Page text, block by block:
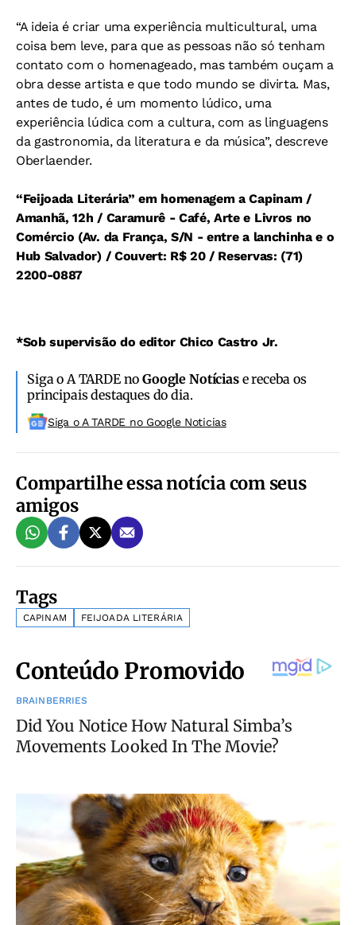
“A ideia é criar uma experiência multicultural, uma
coisa bem leve, para que as pessoas não só tenham
contato com o homenageado, mas também ouçam a
obra desse artista e que todo mundo se divirta. Mas,
antes de tudo, é um momento lúdico, uma
experiência lúdica com a cultura, com as linguagens
da gastronomia, da literatura e da música”, descreve
Oberlaender.
“Feijoada Literária” em homenagem a Capinam /
Amanhã, 12h / Caramurê - Café, Arte e Livros no
Comércio (Av. da França, S/N - entre a lanchinha e o
Hub Salvador) / Couvert: R$ 20 / Reservas: (71)
2200-0887
*Sob supervisão do editor Chico Castro Jr.
Siga o A TARDE noGoogle Notíciase receba os
principais destaques do dia.
Siga o A TARDE no Google Noticias
Compartilhe essa notícia com seus
amigos
Tags
CAPINAM FEIJOADA LITERÁRIA